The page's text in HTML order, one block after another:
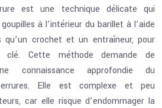
est une technique délicate qui
à l’intérieur du barillet à l’aide
qu’un crochet et un entraîneur, pour
clé. Cette méthode demande de
connaissance approfondie du
Elle est complexe et peu
car elle risque d’endommager la